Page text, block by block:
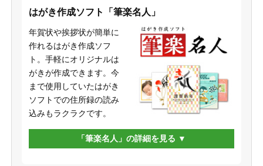
はがき作成ソフト「筆楽名人」
年賀状や挨拶状が簡単に
作れるはがき作成ソフ
ト。手軽にオリジナルは
がきが作成できます。今
まで使用していたはがき
ソフトでの住所録の読み
込みもラクラクです。
「筆楽名人」の詳細を見る